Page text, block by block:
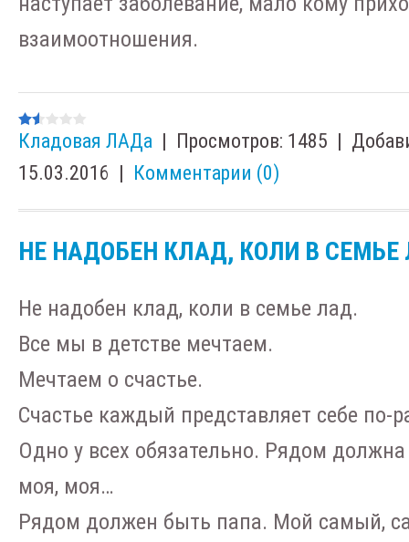
взаимоотношения.
Кладовая ЛАДа | Просмотров: 1485 |
15.03.2016 | Комментарии (0)
НЕ НАДОБЕН КЛАД, КОЛИ В СЕМЬЕ
Не надобен клад, коли в семье лад.
Все мы в детстве мечтаем.
Мечтаем о счастье.
Счастье каждый представляет себе по-
Одно у всех обязательно. Рядом
моя, моя…
Рядом должен быть папа. Мой самый,